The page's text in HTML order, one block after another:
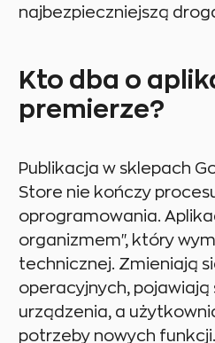
najbezpieczniejszą
Kto dba o
premierze?
Publikacja w sklepach
Store nie kończy
oprogramowania.
organizmem", który
technicznej. Zmieniają
operacyjnych, pojawiają
urządzenia, a
potrzeby nowych